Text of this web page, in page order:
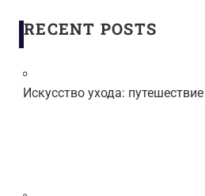
RECENT POSTS
Искусство ухода: